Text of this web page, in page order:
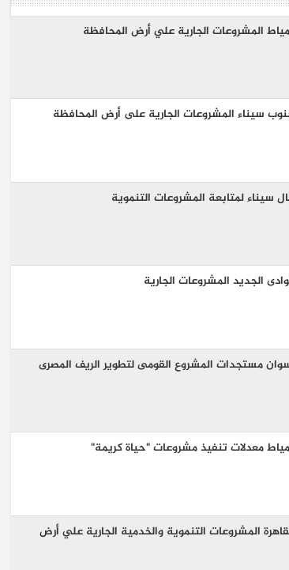
المشروعات الجارية علي أرض المحافظة
سيناء المشروعات الجارية على أرض المحافظة
سيناء لمتابعة المشروعات التنموية
الجديد المشروعات الجارية
مستجدات المشروع القومى لتطوير الريف المصرى
معدلات تنفيذ مشروعات "حياة كريمة"
المشروعات التنموية والخدمية الجارية علي أرض